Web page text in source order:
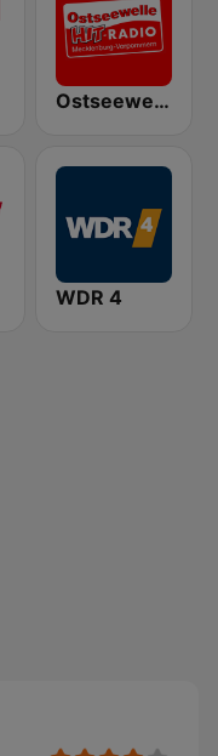
Ostseewelle Hit-Radio 105.6
WDR 4